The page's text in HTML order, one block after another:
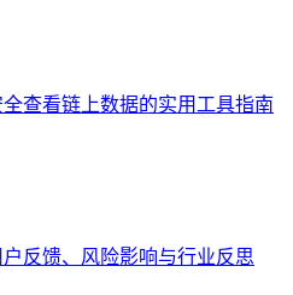
查看链上数据的实用工具指南
反馈、风险影响与行业反思